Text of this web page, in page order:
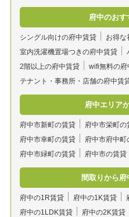
府中のおす
シングル向けの府中賃貸
お得な
室内洗濯機置場つきの府中賃貸
2階以上の府中賃貸
wifi無料の府
テナント・事務所・店舗の府中賃
府中エリア
府中市新町の賃貸 府中市栄町の
府中市幸町の賃貸
府中市府中町
府中市緑町の賃貸
府中市の賃貸
間取りから
府中の1R賃貸 府中の1K賃貸
府中の1LDK賃貸
府中の2K賃貸